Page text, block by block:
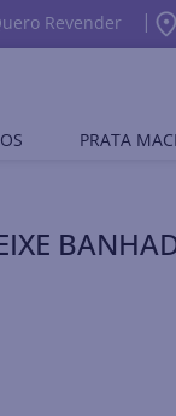
Revender
PRATA